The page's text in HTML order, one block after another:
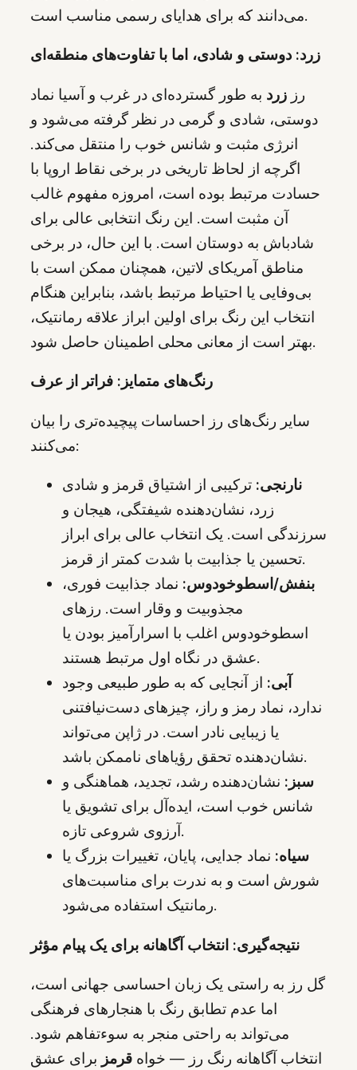
می‌دانند که برای هدایای رسمی مناسب است.
زرد: دوستی و شادی، اما با تفاوت‌های منطقه‌ای
رز زرد به طور گسترده‌ای در غرب و آسیا نماد
دوستی، شادی و گرمی در نظر گرفته می‌شود و
انرژی مثبت و شانس خوب را منتقل می‌کند.
اگرچه از لحاظ تاریخی در برخی نقاط اروپا با
حسادت مرتبط بوده است، امروزه مفهوم غالب
آن مثبت است. این رنگ انتخابی عالی برای
شادباش به دوستان است. با این حال، در برخی
مناطق آمریکای لاتین، همچنان ممکن است با
بی‌وفایی یا احتیاط مرتبط باشد، بنابراین هنگام
انتخاب این رنگ برای اولین ابراز علاقه رمانتیک،
بهتر است از معانی محلی اطمینان حاصل شود.
رنگ‌های متمایز: فراتر از عرف
سایر رنگ‌های رز احساسات پیچیده‌تری را بیان
می‌کنند:
نارنجی: ترکیبی از اشتیاق قرمز و شادی
زرد، نشان‌دهنده شیفتگی، هیجان و
سرزندگی است. یک انتخاب عالی برای ابراز
تحسین یا جذابیت با شدت کمتر از قرمز.
بنفش/اسطوخودوس: نماد جذابیت فوری،
مجذوبیت و وقار است. رزهای
اسطوخودوس اغلب با اسرارآمیز بودن یا
عشق در نگاه اول مرتبط هستند.
آبی: از آنجایی که به طور طبیعی وجود
ندارد، نماد رمز و راز، چیزهای دست‌نیافتنی
یا زیبایی نادر است. در ژاپن می‌تواند
نشان‌دهنده تحقق رؤیاهای ناممکن باشد.
سبز: نشان‌دهنده رشد، تجدید، هماهنگی و
شانس خوب است، ایده‌آل برای تشویق یا
آرزوی شروعی تازه.
سیاه: نماد جدایی، پایان، تغییرات بزرگ یا
شورش است و به ندرت برای مناسبت‌های
رمانتیک استفاده می‌شود.
نتیجه‌گیری: انتخاب آگاهانه‌ برای یک پیام مؤثر
گل رز به راستی یک زبان احساسی جهانی است،
اما عدم تطابق رنگ با هنجارهای فرهنگی
می‌تواند به راحتی منجر به سوءتفاهم شود.
انتخاب آگاهانه رنگ رز — خواه قرمز برای عشق